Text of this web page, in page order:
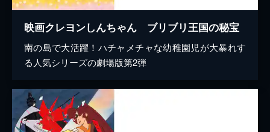
映画クレヨンしんちゃん ブリブリ王国の秘宝
南の島で大活躍！ハチャメチャな幼稚園児が大暴れす
る人気シリーズの劇場版第2弾